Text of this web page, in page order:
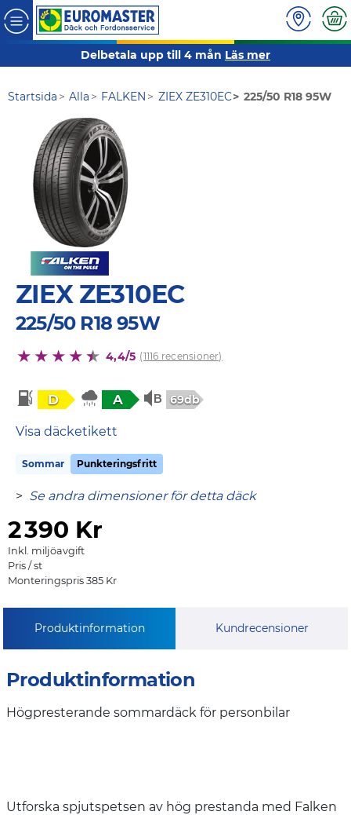
Delbetala upp till 4 mån Läs mer
Startsida Alla FALKEN ZIEX ZE310EC 225/50 R18 95W
ZIEX ZE310EC
225/50 R18 95W
4,4/5 (1116 recensioner)
D A 69db
Visa däcketikett
Sommar Punkteringsfritt
> Se andra dimensioner för detta däck
2390 Kr
Inkl. miljöavgift
Pris / st
Monteringspris 385 Kr
Produktinformation Kundrecensioner
Produktinformation
Högpresterande sommardäck för personbilar
Utforska spjutspetsen av hög prestanda med Falken